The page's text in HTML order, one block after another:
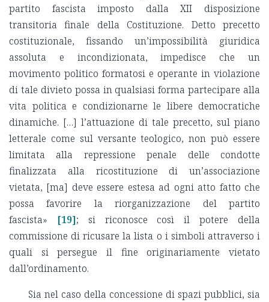
partito fascista imposto dalla XII disposizione
transitoria finale della Costituzione. Detto precetto
costituzionale, fissando un’impossibilità giuridica
assoluta e incondizionata, impedisce che un
movimento politico formatosi e operante in violazione
di tale divieto possa in qualsiasi forma partecipare alla
vita politica e condizionarne le libere democratiche
dinamiche. […] l’attuazione di tale precetto, sul piano
letterale come sul versante teologico, non può essere
limitata alla repressione penale delle condotte
finalizzata alla ricostituzione di un’associazione
vietata, [ma] deve essere estesa ad ogni atto fatto che
possa favorire la riorganizzazione del partito
fascista»
[19]; si riconosce così il potere della
commissione di ricusare la lista o i simboli attraverso i
quali si persegue il fine originariamente vietato
dall’ordinamento.
Sia nel caso della concessione di spazi pubblici, sia